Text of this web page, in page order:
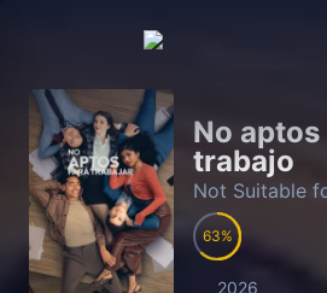
No aptos
trabajo
Not Suitable
63
2026